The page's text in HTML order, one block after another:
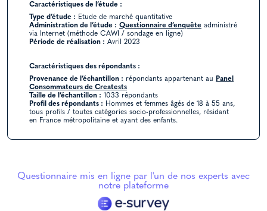
Caractéristiques de l’étude :
Type d’étude : Etude de marché quantitative
Administration de l’étude : Questionnaire d’enquête administré
via Internet (méthode CAWI / sondage en ligne)
Période de réalisation : Avril 2023
Caractéristiques des répondants :
Provenance de l’échantillon : répondants appartenant au Panel
Consommateurs de Creatests
Taille de l’échantillon : 1033 répondants
Profil des répondants : Hommes et femmes âgés de 18 à 55 ans,
tous profils / toutes catégories socio-professionnelles, résidant
en France métropolitaine et ayant des enfants.
Questionnaire mis en ligne par l'un de nos experts avec
notre plateforme